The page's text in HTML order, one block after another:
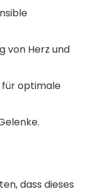
von Herz und
für optimale
dass dieses